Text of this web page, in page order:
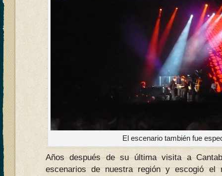
El escenario también fue
Años después de su última visita a
escenarios de nuestra región y escogió el